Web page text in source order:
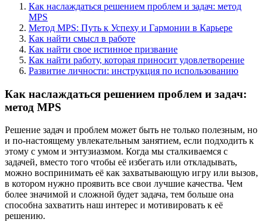
Как наслаждаться решением проблем и задач: метод
MPS
Метод MPS: Путь к Успеху и Гармонии в Карьере
Как найти смысл в работе
Как найти свое истинное призвание
Как найти работу, которая приносит удовлетворение
Развитие личности: инструкция по использованию
Как наслаждаться решением проблем и задач:
метод MPS
Решение задач и проблем может быть не только полезным, но
и по-настоящему увлекательным занятием, если подходить к
этому с умом и энтузиазмом. Когда мы сталкиваемся с
задачей, вместо того чтобы её избегать или откладывать,
можно воспринимать её как захватывающую игру или вызов,
в котором нужно проявить все свои лучшие качества. Чем
более значимой и сложной будет задача, тем больше она
способна захватить наш интерес и мотивировать к её
решению.